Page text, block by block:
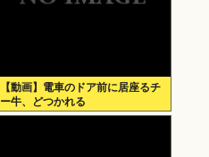
【動画】電車のドア前に居座るチ
ー牛、どつかれる